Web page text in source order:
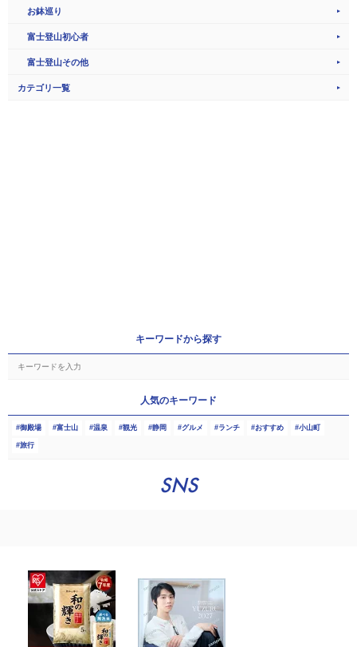
お鉢巡り
富士登山初心者
富士登山その他
カテゴリ一覧
キーワードから探す
人気のキーワード
御殿場 富士山 温泉 観光 静岡 グルメ ランチ おすすめ 小山町
旅行
SNS